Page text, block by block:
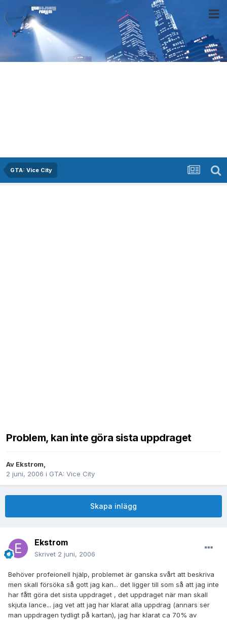
GTA: Vice City
Problem, kan inte göra sista uppdraget
Av Ekstrom,
2 juni, 2006 i GTA: Vice City
Skapa inlägg
Ekstrom
Skrivet 2 juni, 2006
Behöver profeionell hjälp, problemet är ganska svårt att beskriva
men skall försöka så gott jag kan... det ligger till som så att jag inte
har fått göra det sista uppdraget , det uppdraget när man skall
skjuta lance... jag vet att jag har klarat alla uppdrag (annars ser
man uppdragen tydligt på kartan), jag har klarat ca 70% av